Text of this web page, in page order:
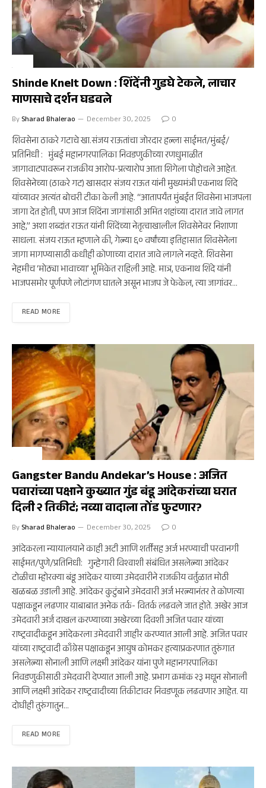
Shinde Knelt Down : शिंदेंनी गुडघे टेकले, लाचार
माणसाचे दर्शन घडवले
By Sharad Bhalerao December 30, 2025 0
शिवसेना ठाकरे गटाचे खा.संजय राऊतांचा जोरदार हल्ला साईमत/मुंबई/
प्रतिनिधी : मुंबई महानगरपालिका निवडणुकीच्या रणधुमाळीत
जागावाटपावरून राजकीय आरोप-प्रत्यारोप आता शिगेला पोहोचले आहेत.
शिवसेनेच्या (ठाकरे गट) खासदार संजय राऊत यांनी मुख्यमंत्री एकनाथ शिंदे
यांच्यावर अत्यंत बोचरी टीका केली आहे. “आतापर्यंत मुंबईत शिवसेना भाजपला
जागा देत होती, पण आज शिंदेंना जागांसाठी अमित शहांच्या दारात जावे लागत
आहे,” अशा शब्दांत राऊत यांनी शिंदेंच्या नेतृत्वाखालील शिवसेनेवर निशाणा
साधला. संजय राऊत म्हणाले की, गेल्या ६० वर्षांच्या इतिहासात शिवसेनेला
जागा मागण्यासाठी कधीही कोणाच्या दारात जावे लागले नव्हते. शिवसेना
नेहमीच ‘मोठ्या भावाच्या’ भूमिकेत राहिली आहे. मात्र, एकनाथ शिंदे यांनी
भाजपसमोर पूर्णपणे लोटांगण घातले असून भाजप जे फेकेल, त्या जागांवर…
READ MORE
Gangster Bandu Andekar’s House : अजित
पवारांच्या पक्षाने कुख्यात गुंड बंडू आंदेकरांच्या घरात
दिली २ तिकीटं; नव्या वादाला तोंड फुटणार?
By Sharad Bhalerao December 30, 2025 0
आंदेकरला न्यायालयाने काही अटी आणि शर्तींसह अर्ज भरण्याची परवानगी
साईमत/पुणे/प्रतिनिधी: गुन्हेगारी विश्वाशी संबंधित असलेल्या आंदेकर
टोळीचा म्होरक्या बंडू आंदेकर याच्या उमेदवारीने राजकीय वर्तुळात मोठी
खळबळ उडाली आहे. आंदेकर कुटुंबाने उमेदवारी अर्ज भरल्यानंतर ते कोणत्या
पक्षाकडून लढणार याबाबात अनेक तर्क- वितर्क लढवले जात होते. अखेर आज
उमेदवारी अर्ज दाखल करण्याच्या अखेरच्या दिवशी अजित पवार यांच्या
राष्ट्रवादीकडून आंदेकरला उमेदवारी जाहीर करण्यात आली आहे. अजित पवार
यांच्या राष्ट्रवादी काँग्रेस पक्षाकडून आयुष कोमकर हत्याप्रकरणात तुरुंगात
असलेल्या सोनाली आणि लक्ष्मी आंदेकर यांना पुणे महानगरपालिका
निवडणुकीसाठी उमेदवारी देण्यात आली आहे. प्रभाग क्रमांक २३ मधून सोनाली
आणि लक्ष्मी आंदेकर राष्ट्रवादीच्या तिकीटावर निवडणूक लढवणार आहेत. या
दोघीही तुरुंगातुन…
READ MORE